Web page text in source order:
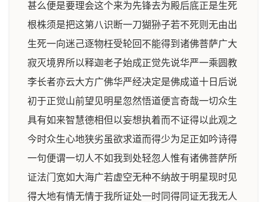
甚么便是要理会这个来为先锋去为殿后底正是生死
根株须是把这第八识断一刀猢狲子若不死则无由出
生死一向迷己逐物枉受轮回不能得到诸佛菩萨广大
寂灭境界所以释迦老子始成正觉先说华严一乘圆教
李长者亦云大方广佛华严经决定是佛成道十日后说
初于正觉山前望见明星忽然悟道便言奇哉一切众生
具有如来智慧德相但以妄想执着而不证得以此观之
今时众生心地狭劣虽欲求道而得少为足正如吟诗得
一句便谓一切人不如我到处轻忽人惟有诸佛菩萨所
证法门宽如大海广若虚空无种不纳故于明星现时见
得大地有情无情于我所证处一时同得同证无我无人